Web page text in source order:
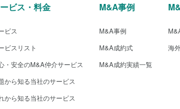
ビス・料金
ビス
ビスリスト
・安全のM&A仲介サービス
から知る当社のサービス
から知る当社のサービス
M&A事例
M&A事例
M&A成約式
M&A成約実績一覧
海